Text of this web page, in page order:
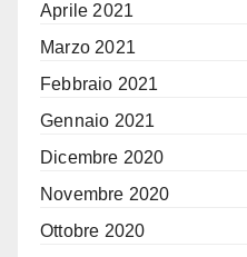
Aprile 2021
Marzo 2021
Febbraio 2021
Gennaio 2021
Dicembre 2020
Novembre 2020
Ottobre 2020